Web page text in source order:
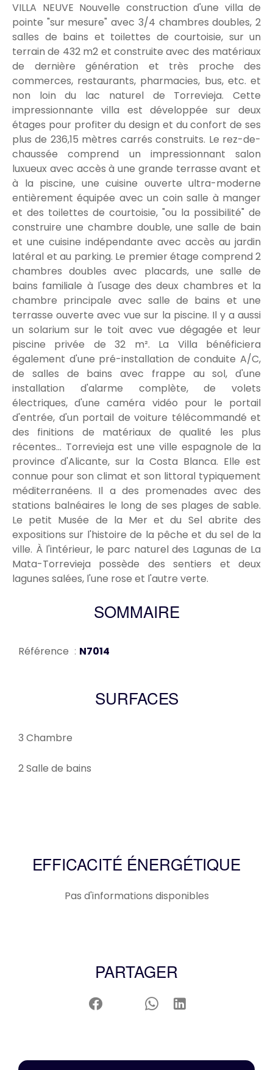
VILLA NEUVE Nouvelle construction d'une villa de
pointe "sur mesure" avec 3/4 chambres doubles, 2
salles de bains et toilettes de courtoisie, sur un
terrain de 432 m2 et construite avec des matériaux
de dernière génération et très proche des
commerces, restaurants, pharmacies, bus, etc. et
non loin du lac naturel de Torrevieja. Cette
impressionnante villa est développée sur deux
étages pour profiter du design et du confort de ses
plus de 236,15 mètres carrés construits. Le rez-de-
chaussée comprend un impressionnant salon
luxueux avec accès à une grande terrasse avant et
à la piscine, une cuisine ouverte ultra-moderne
entièrement équipée avec un coin salle à manger
et des toilettes de courtoisie, "ou la possibilité" de
construire une chambre double, une salle de bain
et une cuisine indépendante avec accès au jardin
latéral et au parking. Le premier étage comprend 2
chambres doubles avec placards, une salle de
bains familiale à l'usage des deux chambres et la
chambre principale avec salle de bains et une
terrasse ouverte avec vue sur la piscine. Il y a aussi
un solarium sur le toit avec vue dégagée et leur
piscine privée de 32 m². La Villa bénéficiera
également d'une pré-installation de conduite A/C,
de salles de bains avec frappe au sol, d'une
installation d'alarme complète, de volets
électriques, d'une caméra vidéo pour le portail
d'entrée, d'un portail de voiture télécommandé et
des finitions de matériaux de qualité les plus
récentes... Torrevieja est une ville espagnole de la
province d'Alicante, sur la Costa Blanca. Elle est
connue pour son climat et son littoral typiquement
méditerranéens. Il a des promenades avec des
stations balnéaires le long de ses plages de sable.
Le petit Musée de la Mer et du Sel abrite des
expositions sur l'histoire de la pêche et du sel de la
ville. À l'intérieur, le parc naturel des Lagunas de La
Mata-Torrevieja possède des sentiers et deux
lagunes salées, l'une rose et l'autre verte.
SOMMAIRE
Référence N7014
SURFACES
3 Chambre
2 Salle de bains
EFFICACITÉ ÉNERGÉTIQUE
Pas d'informations disponibles
PARTAGER